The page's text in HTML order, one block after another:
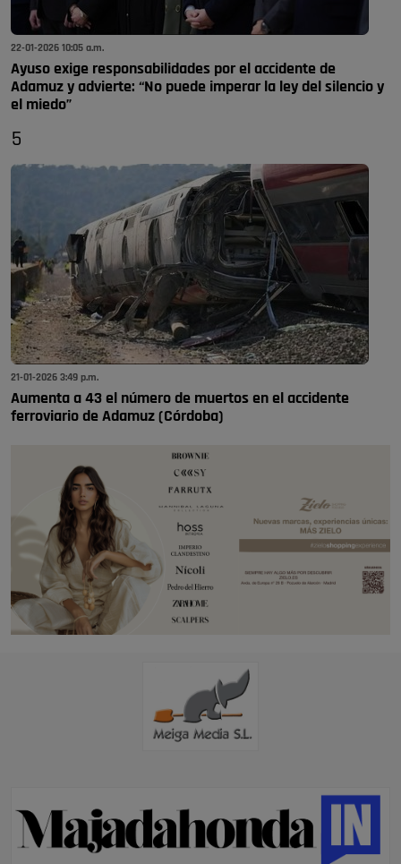
22-01-2026 10:05 a.m.
Ayuso exige responsabilidades por el accidente de
Adamuz y advierte: “No puede imperar la ley del silencio y
el miedo”
5
21-01-2026 3:49 p.m.
Aumenta a 43 el número de muertos en el accidente
ferroviario de Adamuz (Córdoba)